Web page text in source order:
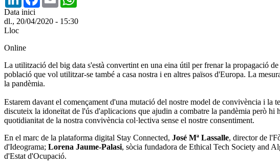
Data inici
dl., 20/04/2020 - 15:30
Lloc
Online
La utilització del big data s'està convertint en una eina útil per frenar la propagació
població que vol utilitzar-se també a casa nostra i en altres països d'Europa. La
la pandèmia.
Estarem davant el començament d'una mutació del nostre model de convivència i
discuteix la idoneïtat de l'ús d'aplicacions que ajudin a combatre la pandèmia però
quotidianitat de la nostra convivència col·lectiva sense el nostre consentiment.
En el marc de la plataforma digital Stay Connected, José Mª Lassalle, director de
d'Ideograma; Lorena Jaume-Palasi, sòcia fundadora de Ethical Tech Society and
d'Estat d'Ocupació.